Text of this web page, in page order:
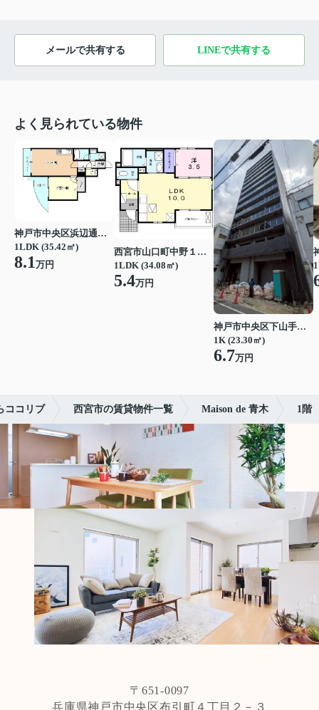
メールで共有する LINEで共有する
よく見られている物件
神戸市中央区浜辺通３丁目
1LDK (35.42㎡)
8.1万円
西宮市山口町中野１丁目
1LDK (34.08㎡)
5.4万円
神戸市中央区下山手通７丁目
1K (23.30㎡)
6.7万円
ココリブ 西宮市の賃貸物件一覧 Maison de 青木 1階
〒651-0097
兵庫県神戸市中央区布引町４丁目２－３